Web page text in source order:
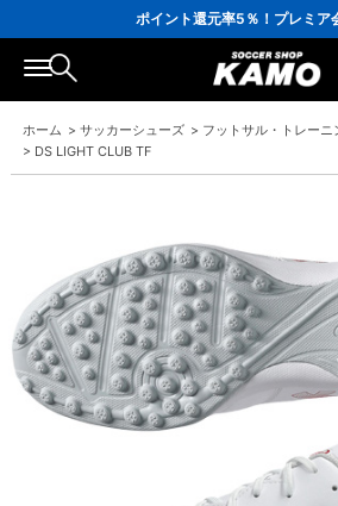
ポイント還元率5％！プレミア
会員の方にはお誕生月に「10％OFFクー
16,000円(税込)以上でシューズケー
3,300円(税込)以上で送料
ホーム > サッカーシューズ > フットサル・トレーニ
> DS LIGHT CLUB TF